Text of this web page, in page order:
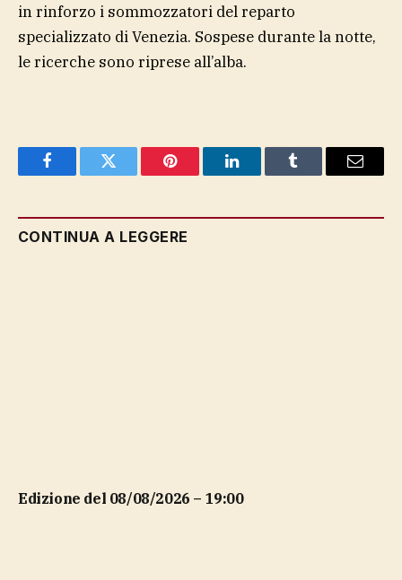
in rinforzo i sommozzatori del reparto
specializzato di Venezia. Sospese durante la notte,
le ricerche sono riprese all’alba.
FacebookTwitter Pinterest LinkedInTumblr Email
CONTINUA A LEGGERE
Edizione del 08/08/2026 – 19:00